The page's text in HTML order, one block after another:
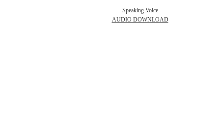
Speaking Voice
AUDIO DOWNLOAD